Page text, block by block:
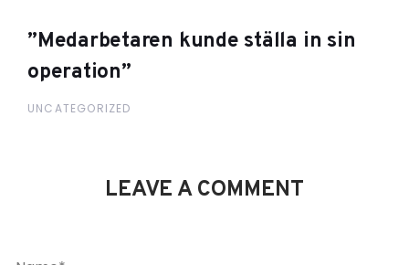
”Medarbetaren kunde ställa in sin
operation”
UNCATEGORIZED
LEAVE A COMMENT